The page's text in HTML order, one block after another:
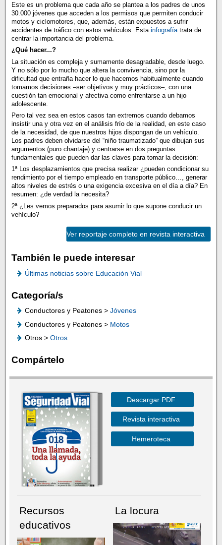
Este es un problema que cada año se plantea a los padres de unos
30.000 jóvenes que acceden a los permisos que permiten conducir
motos y ciclomotores, que, además, están expuestos a sufrir
accidentes de tráfico con estos vehículos. Esta infografíatrata de
centrar la importancia del problema.
¿Qué hacer...?
La situación es compleja y sumamente desagradable, desde luego.
Y no sólo por lo mucho que altera la convivencia, sino por la
dificultad que entraña hacer lo que hacemos habitualmente cuando
tomamos decisiones –ser objetivos y muy prácticos–, con una
cuestión tan emocional y afectiva como enfrentarse a un hijo
adolescente.
Pero tal vez sea en estos casos tan extremos cuando debamos
insistir una y otra vez en el análisis frío de la realidad, en este caso
de la necesidad, de que nuestros hijos dispongan de un vehículo.
Los padres deben olvidarse del “niño traumatizado” que dibujan sus
argumentos (puro chantaje) y centrarse en dos preguntas
fundamentales que pueden dar las claves para tomar la decisión:
1ª Los desplazamientos que precisa realizar ¿pueden condicionar su
rendimiento por el tiempo empleado en transporte público…, generar
altos niveles de estrés o una exigencia excesiva en el día a día? En
resumen: ¿de verdad la necesita?
2ª ¿Les vemos preparados para asumir lo que supone conducir un
vehículo?
Ver reportaje completo en revista interactiva
También le puede interesar
Últimas noticias sobre Educación Vial
Categoría/s
Conductores y Peatones > Jóvenes
Conductores y Peatones > Motos
Otros > Otros
Compártelo
Descargar PDF
Revista interactiva
Hemeroteca
Recursos
educativos
La locura